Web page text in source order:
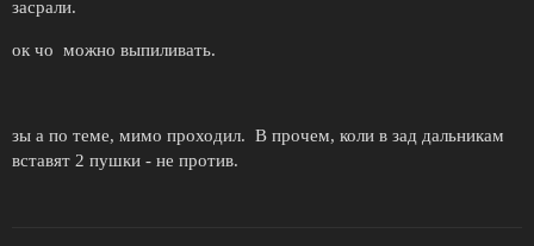
засрали.
ок чо можно выпиливать.
зы а по теме, мимо проходил. В прочем, коли в зад дальникам
вставят 2 пушки - не против.